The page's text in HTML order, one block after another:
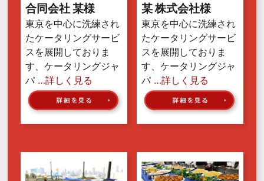
合同会社 某様
東京を中心に洗練され
たケータリングサービ
スを展開しておりま
す、ケータリングジャ
パ …詳しく見る
某 株式会社様
東京を中心に洗練され
たケータリングサービ
スを展開しておりま
す、ケータリングジャ
パ …詳しく見る